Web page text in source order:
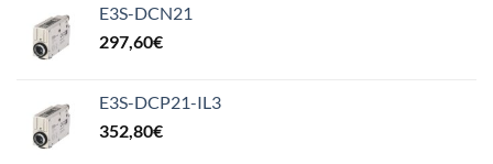
E3S-DCN21
297,60€
E3S-DCP21-IL3
352,80€